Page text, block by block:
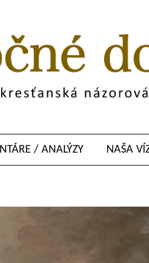
/ ANALÝZY NAŠA